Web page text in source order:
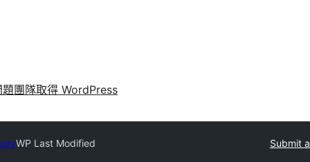
題團隊取得 WordPress
WP Last Modified Submit